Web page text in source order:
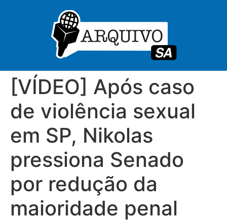
[VÍDEO] Após caso
de violência sexual
em SP, Nikolas
pressiona Senado
por redução da
maioridade penal